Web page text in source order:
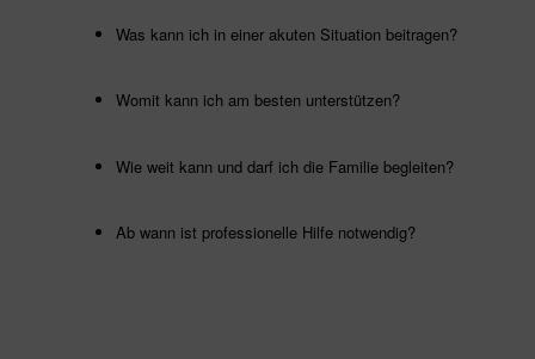
Was kann ich in einer akuten Situation beitragen?
Womit kann ich am besten unterstützen?
Wie weit kann und darf ich die Familie begleiten?
Ab wann ist professionelle Hilfe notwendig?